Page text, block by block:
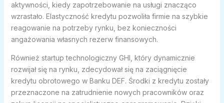
aktywności, kiedy zapotrzebowanie na usługi znacząco
wzrastało. Elastyczność kredytu pozwoliła firmie na szybkie
reagowanie na potrzeby rynku, bez konieczności
angażowania własnych rezerw finansowych.
Również startup technologiczny GHI, który dynamicznie
rozwijał się na rynku, zdecydował się na zaciągnięcie
kredytu obrotowego w Banku DEF. Środki z kredytu zostały
przeznaczone na zatrudnienie nowych pracowników oraz